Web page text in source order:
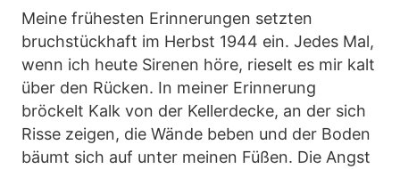
Meine frühesten Erinnerungen setzten
bruchstückhaft im Herbst 1944 ein. Jedes Mal,
wenn ich heute Sirenen höre, rieselt es mir kalt
über den Rücken. In meiner Erinnerung
bröckelt Kalk von der Kellerdecke, an der sich
Risse zeigen, die Wände beben und der Boden
bäumt sich auf unter meinen Füßen. Die Angst